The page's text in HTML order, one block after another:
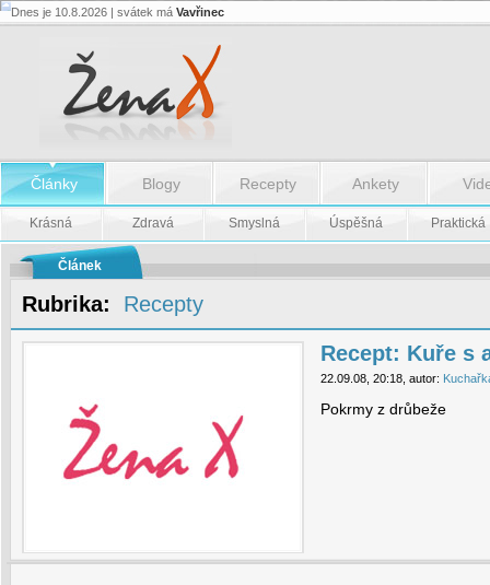
Recept:
ananasem
ananasem
Dnes je 10.8.2026 | svátek má Vavřinec
Články Blogy Recepty Ankety
Krásná Zdravá Smyslná Úspěšná Praktická
Článek
Rubrika: Recepty
Recept: Kuře s
22.09.08, 20:18, autor:
Pokrmy z drůbeže